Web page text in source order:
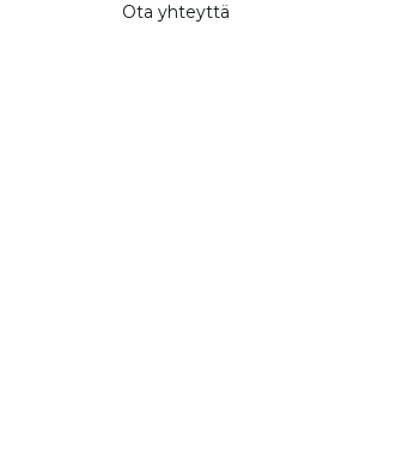
Ota yhteyttä